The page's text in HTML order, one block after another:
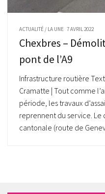
ACTUALITÉ / LA UNE 7 AVRIL 2022
Chexbres –
pont de l’A9
Infrastructure routière
Cramatte | Tout comme
période, les travaux
reprennent du service.
cantonale (route de